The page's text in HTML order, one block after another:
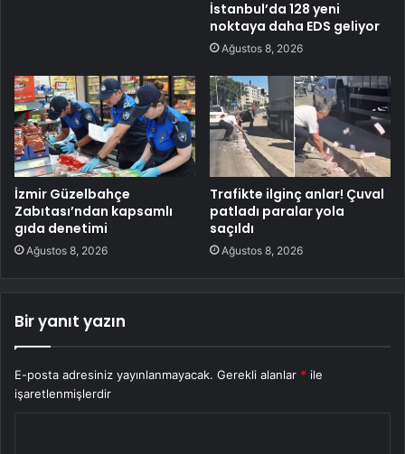
İstanbul’da 128 yeni
noktaya daha EDS geliyor
Ağustos 8, 2026
İzmir Güzelbahçe
Zabıtası’ndan kapsamlı
gıda denetimi
Ağustos 8, 2026
Trafikte ilginç anlar! Çuval
patladı paralar yola
saçıldı
Ağustos 8, 2026
Bir yanıt yazın
E-posta adresiniz yayınlanmayacak. Gerekli alanlar * ile
işaretlenmişlerdir